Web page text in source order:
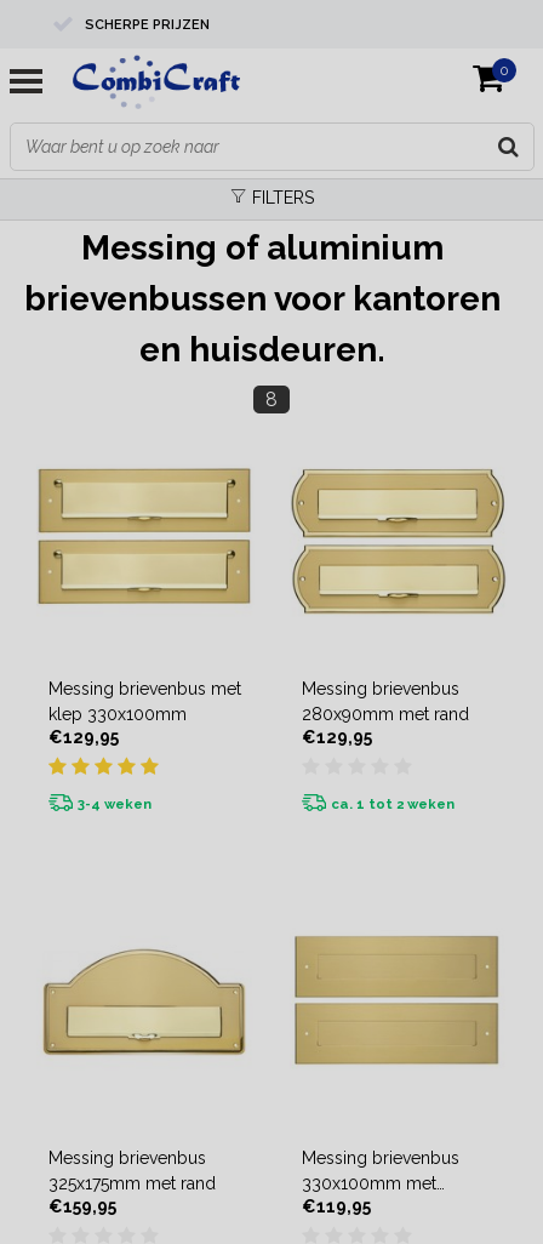
SCHERPE PRIJZEN
PROFESSIONELE KWALITEIT
EXPERTS IN MAATWERK
0
FILTERS
Messing of aluminium
brievenbussen voor kantoren
en huisdeuren.
8
Messing brievenbus met
klep 330x100mm
€129,95
3-4 weken
Messing brievenbus
280x90mm met rand
€129,95
ca. 1 tot 2 weken
Messing brievenbus
325x175mm met rand
€159,95
Messing brievenbus
330x100mm met
duwopening
€119,95